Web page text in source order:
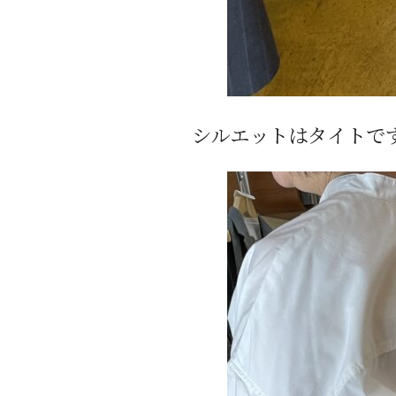
シルエットはタイトで